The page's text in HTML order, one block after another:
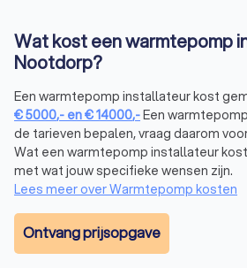
deze klus met expertise uit.
Stap 6: Elektrische aansluiting
Na het fysiek plaatsen van de
elektrische aansluiting en configuratie.
aansluiten van de warmtepomp op het
het instellen van de juiste parameters
geldende normen en voorschriften
Wat kost een warmtepomp
Nootdorp?
Een warmtepomp installateur kost
€5000,- en€14000,-Een
de tarieven bepalen, vraag daarom
Wat een warmtepomp installateur
met wat jouw specifieke wensen zijn.
Lees meer over Warmtepomp kosten
Ontvang prijsopgave